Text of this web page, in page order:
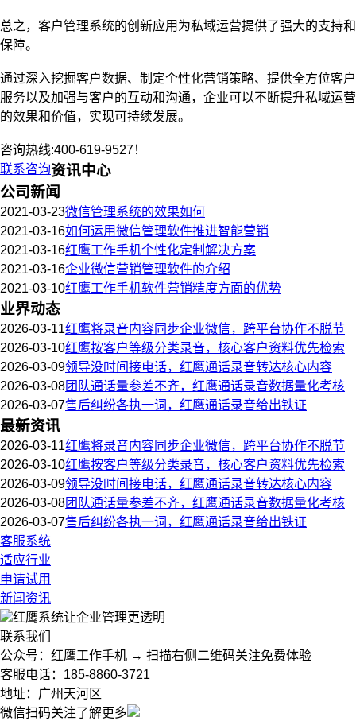
总之，客户管理系统的创新应用为私域运营提供了强大的支持和
保障。
通过深入挖掘客户数据、制定个性化营销策略、提供全方位客户
服务以及加强与客户的互动和沟通，企业可以不断提升私域运营
的效果和价值，实现可持续发展。
咨询热线:400-619-9527！
联系咨询资讯中心
公司新闻
2021-03-23微信管理系统的效果如何
2021-03-16如何运用微信管理软件推进智能营销
2021-03-16红鹰工作手机个性化定制解决方案
2021-03-16企业微信营销管理软件的介绍
2021-03-10红鹰工作手机软件营销精度方面的优势
业界动态
2026-03-11红鹰将录音内容同步企业微信，跨平台协作不脱节
2026-03-10红鹰按客户等级分类录音，核心客户资料优先检索
2026-03-09领导没时间接电话，红鹰通话录音转达核心内容
2026-03-08团队通话量参差不齐，红鹰通话录音数据量化考核
2026-03-07售后纠纷各执一词，红鹰通话录音给出铁证
最新资讯
2026-03-11红鹰将录音内容同步企业微信，跨平台协作不脱节
2026-03-10红鹰按客户等级分类录音，核心客户资料优先检索
2026-03-09领导没时间接电话，红鹰通话录音转达核心内容
2026-03-08团队通话量参差不齐，红鹰通话录音数据量化考核
2026-03-07售后纠纷各执一词，红鹰通话录音给出铁证
客服系统
适应行业
申请试用
新闻资讯
红鹰系统让企业管理更透明
联系我们
公众号：红鹰工作手机 → 扫描右侧二维码关注免费体验
客服电话：185-8860-3721
地址：广州天河区
微信扫码关注了解更多